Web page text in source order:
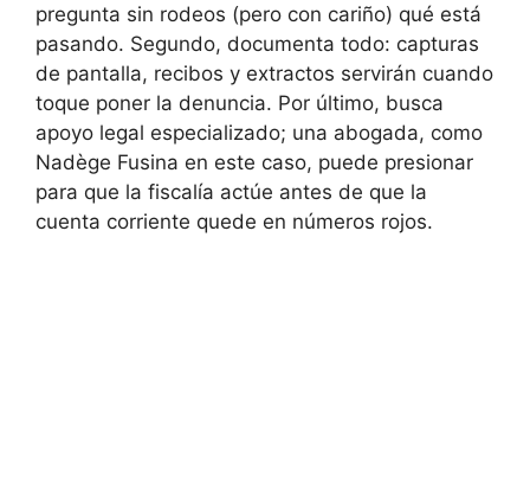
pregunta sin rodeos (pero con cariño) qué está
pasando. Segundo, documenta todo: capturas
de pantalla, recibos y extractos servirán cuando
toque poner la denuncia. Por último, busca
apoyo legal especializado; una abogada, como
Nadège Fusina en este caso, puede presionar
para que la fiscalía actúe antes de que la
cuenta corriente quede en números rojos.